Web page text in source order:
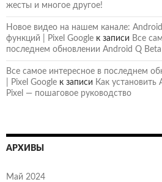
жесты и многое другое!
Новое видео на нашем канале:
функций | Pixel Google к записи Все
последнем обновлении Android Q
Все самое интересное в последнем
| Pixel Google к записи Как установить
Pixel — пошаговое руководство
АРХИВЫ
Май 2024